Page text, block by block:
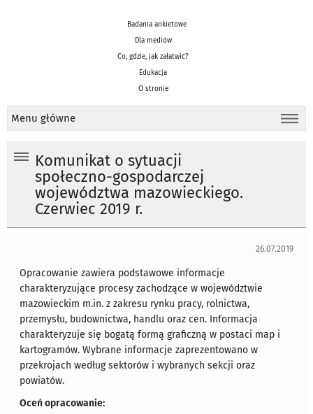
Badania ankietowe
Dla mediów
Co, gdzie, jak załatwić?
Edukacja
O stronie
Menu główne
Komunikat o sytuacji
społeczno-gospodarczej
województwa mazowieckiego.
Czerwiec 2019 r.
26.07.2019
Opracowanie zawiera podstawowe informacje
charakteryzujące procesy zachodzące w województwie
mazowieckim m.in. z zakresu rynku pracy, rolnictwa,
przemysłu, budownictwa, handlu oraz cen. Informacja
charakteryzuje się bogatą formą graficzną w postaci map i
kartogramów. Wybrane informacje zaprezentowano w
przekrojach według sektorów i wybranych sekcji oraz
powiatów.
Oceń opracowanie: